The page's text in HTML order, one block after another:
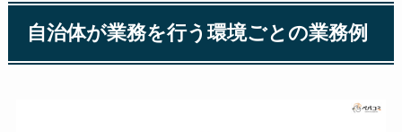
自治体が業務を行う環境ごとの業務例